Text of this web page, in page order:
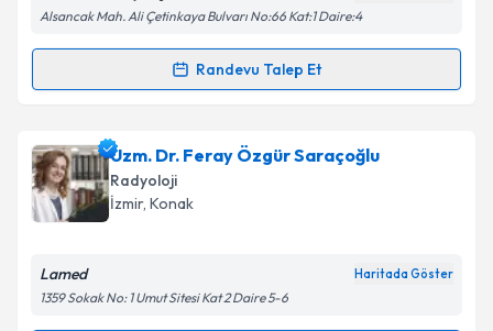
Kişisel verilerimin işlenmesine ilişkinAydınlatma
'ni okudum ve kişisel verilerimin belirtilen
Takvim Talebini Gönder
Alsancak Mah. Ali Çetinkaya Bulvarı No:66 Kat:1 Daire:4
Randevu Talep Et
Randevu Takvimi Talebi
Prof. Dr. Remide Arkuniçin randevu takvimi talebi
oluşturun. Size bu uzmandan randevu almanız için bir
takvim hazırlandığında e-posta ile bilgilendireceğiz.
Uzm. Dr. Feray Özgür Saraçoğlu
Radyoloji
İzmir, Konak
Lamed Haritada Göster
1359 Sokak No: 1 Umut Sitesi Kat 2 Daire 5-6